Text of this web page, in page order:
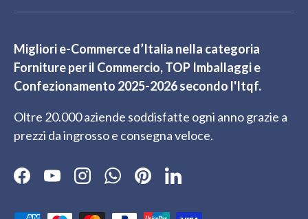
Migliori e-Commerce d’Italia nella categoria
Forniture per il Commercio, TOP Imballaggi e
Confezionamento 2025-2026 secondo l'Itqf.
Oltre 20.000 aziende soddisfatte ogni anno grazie a
prezzi da ingrosso e consegna veloce.
Facebook
YouTubeInstagramWhatsApp
PinterestLinkedIn